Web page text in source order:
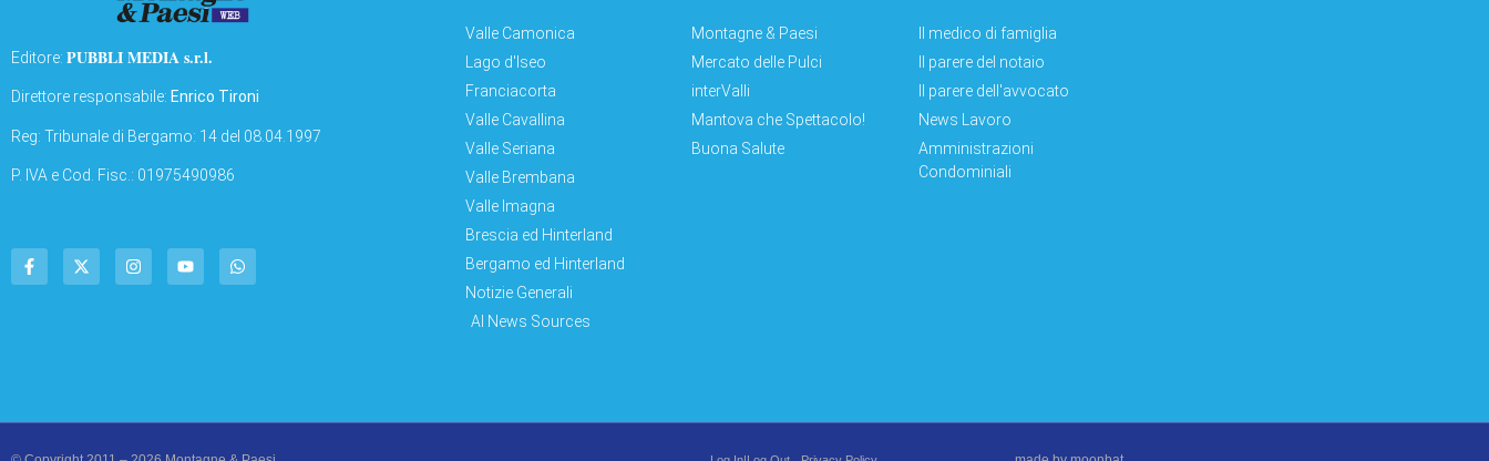
Editore: PUBBLI MEDIA s.r.l.
Direttore responsabile: Enrico Tironi
Reg: Tribunale di Bergamo: 14 del 08.04.1997
P. IVA e Cod. Fisc.: 01975490986
Valle Camonica
Lago d'Iseo
Franciacorta
Valle Cavallina
Valle Seriana
Valle Brembana
Valle Imagna
Brescia ed Hinterland
Bergamo ed Hinterland
Notizie Generali
AI News Sources
Montagne & Paesi
Mercato delle Pulci
interValli
Mantova che Spettacolo!
Buona Salute
Il medico di famiglia
Il parere del notaio
Il parere dell'avvocato
News Lavoro
Amministrazioni
Condominiali